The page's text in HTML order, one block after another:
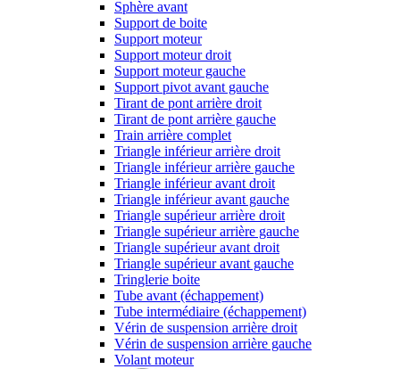
Sphère avant
Support de boite
Support moteur
Support moteur droit
Support moteur gauche
Support pivot avant gauche
Tirant de pont arrière droit
Tirant de pont arrière gauche
Train arrière complet
Triangle inférieur arrière droit
Triangle inférieur arrière gauche
Triangle inférieur avant droit
Triangle inférieur avant gauche
Triangle supérieur arrière droit
Triangle supérieur arrière gauche
Triangle supérieur avant droit
Triangle supérieur avant gauche
Tringlerie boite
Tube avant (échappement)
Tube intermédiaire (échappement)
Vérin de suspension arrière droit
Vérin de suspension arrière gauche
Volant moteur